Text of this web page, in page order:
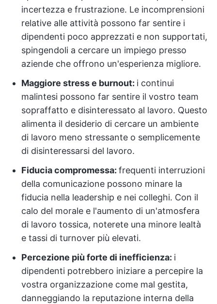
incertezza e frustrazione. Le incomprensioni
relative alle attività possono far sentire i
dipendenti poco apprezzati e non supportati,
spingendoli a cercare un impiego presso
aziende che offrono un'esperienza migliore.
Maggiore stress e burnout: i continui
malintesi possono far sentire il vostro team
sopraffatto e disinteressato al lavoro. Questo
alimenta il desiderio di cercare un ambiente
di lavoro meno stressante o semplicemente
di disinteressarsi del lavoro.
Fiducia compromessa: frequenti interruzioni
della comunicazione possono minare la
fiducia nella leadership e nei colleghi. Con il
calo del morale e l'aumento di un'atmosfera
di lavoro tossica, noterete una minore lealtà
e tassi di turnover più elevati.
Percezione più forte di inefficienza: i
dipendenti potrebbero iniziare a percepire la
vostra organizzazione come mal gestita,
danneggiando la reputazione interna della